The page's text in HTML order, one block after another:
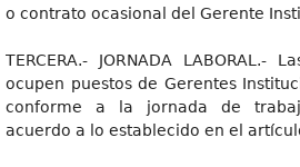
o contrato ocasional del Gerente
TERCERA.- JORNADA LABORAL.-
ocupen puestos de Gerentes
conforme a la jornada de
acuerdo a lo establecido en el